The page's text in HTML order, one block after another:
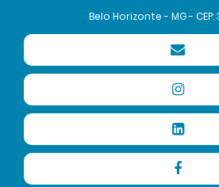
Belo Horizonte - MG - CEP: